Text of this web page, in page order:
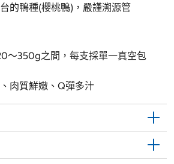
的鴨種(櫻桃鴨)，嚴謹溯源管
～350g之間，每支採單一真空包
肉質鮮嫩、Q彈多汁